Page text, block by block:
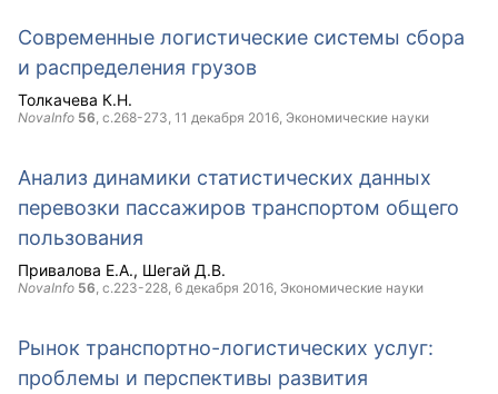
Современные логистические системы сбора
и распределения грузов
Толкачева К.Н.
NovaInfo 56, с.268-273, 11 декабря 2016, Экономические науки
Анализ динамики статистических данных
перевозки пассажиров транспортом общего
пользования
Привалова Е.А. Шегай Д.В.
NovaInfo 56, с.223-228, 6 декабря 2016, Экономические науки
Рынок транспортно-логистических услуг:
проблемы и перспективы развития